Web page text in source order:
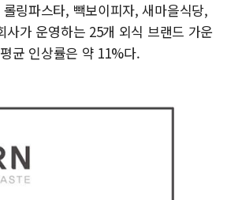
링파스타, 빽보이피자, 새마을식당,
가 운영하는 25개 외식 브랜드 가운
균 인상률은 약 11%다.